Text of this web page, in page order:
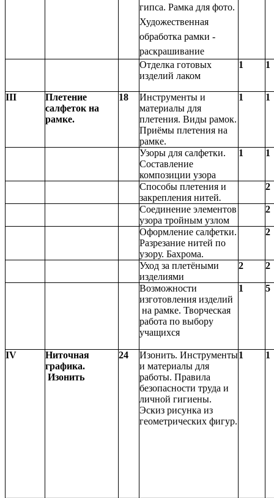
гипса. Рамка для фото.
Художественная
обработка рамки -
раскрашивание
Отделка готовых
изделий лаком
1 1
III
Плетение
салфеток на
рамке.
18
Инструменты и
материалы для
плетения. Виды рамок.
Приёмы плетения на
рамке.
1 1
Узоры для салфетки.
Составление
композиции узора
1 1
Способы плетения и
закрепления нитей.
2
Соединение элементов
узора тройным узлом
2
Оформление салфетки.
Разрезание нитей по
узору. Бахрома.
2
Уход за плетёными
изделиями
2 2
Возможности
изготовления изделий
на рамке. Творческая
работа по выбору
учащихся
1 5
IV
Ниточная
графика.
Изонить
24
Изонить. Инструменты
и материалы для
работы. Правила
безопасности труда и
личной гигиены.
Эскиз рисунка из
геометрических фигур.
1 1